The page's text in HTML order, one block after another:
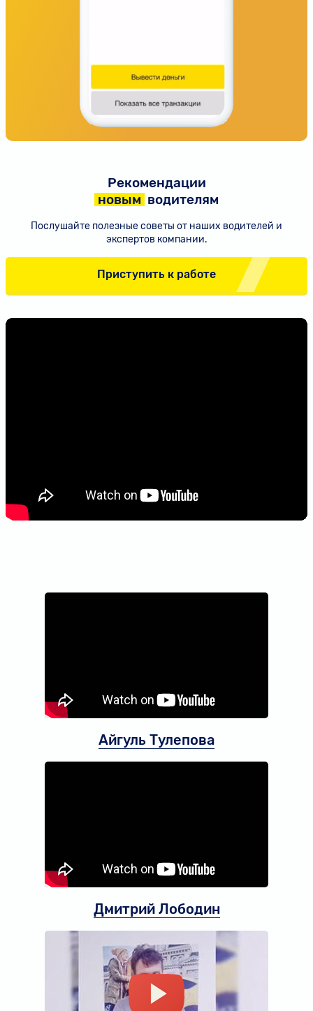
Рекомендации
новым водителям
Послушайте полезные советы от наших водителей и
экспертов компании.
Приступить к работе
Айгуль Тулепова
Дмитрий Лободин